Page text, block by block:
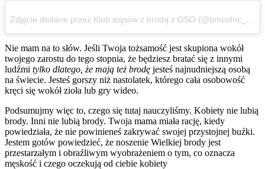
Nie mam na to słów. Jeśli Twoja tożsamość jest skupiona wokół
twojego zarostu do tego stopnia, że będziesz bratać się z innymi
ludźmi tylko dlatego, że mają też brodę jesteś najnudniejszą osobą
na świecie. Jesteś gorszy niż nastolatek, którego cała osobowość
kręci się wokół zioła lub gry wideo.
Podsumujmy więc to, czego się tutaj nauczyliśmy. Kobiety nie lubią
brody. Inni nie lubią brody. Twoja mama miała rację, kiedy
powiedziała, że nie powinieneś zakrywać swojej przystojnej buźki.
Jestem gotów powiedzieć, że noszenie Wielkiej brody jest
przestarzałym i obraźliwym wyobrażeniem o tym, co oznacza
męskość i czego oczekują od ciebie kobiety